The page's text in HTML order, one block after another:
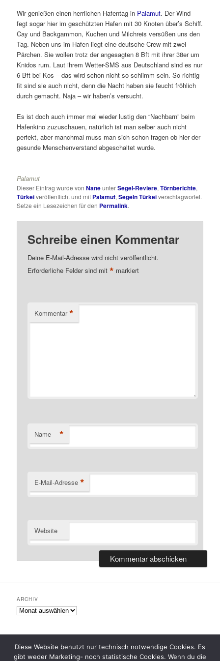
Wir genießen einen herrlichen Hafentag in Palamut. Der Wind
fegt sogar hier im geschützten Hafen mit 30 Knoten über’s Schiff.
Cay und Backgammon, Kuchen und Milchreis versüßen uns den
Tag. Neben uns im Hafen liegt eine deutsche Crew mit zwei
Pärchen. Sie wollen trotz der angesagten 8 Bft mit ihrer 38er um
Knidos rum. Laut ihrem Wetter-SMS aus Deutschland sind es nur
6 Bft bei Kos – das wird schon nicht so schlimm sein. So richtig
fit sind sie auch nicht, denn die Nacht haben sie feucht fröhlich
durch gemacht. Naja – wir haben’s versucht.
Es ist doch auch immer mal wieder lustig den “Nachbarn” beim
Hafenkino zuzuschauen, natürlich ist man selber auch nicht
perfekt, aber manchmal muss man sich schon fragen ob hier der
gesunde Menschenverstand abgeschaltet wurde.
Palamut
Dieser Eintrag wurde vonNaneunterSegel-Reviere,Törnberichte,
Türkeiveröffentlicht und mit Palamut,Segeln Türkeiverschlagwortet.
Setze ein Lesezeichen für den Permalink.
Schreibe einen Kommentar
Deine E-Mail-Adresse wird nicht veröffentlicht.
Erforderliche Felder sind mit* markiert
Kommentar *
Name *
E-Mail-Adresse *
Website
ARCHIV
Archiv
Datenschutzerklärung Stolz präsentiert von WordPress
Diese Website benutzt nur technisch notwendige Cookies. Es
gibt weder Marketing- noch statistische Cookies. Wenn du die